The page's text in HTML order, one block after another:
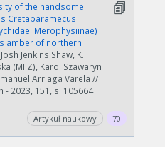
of the handsome
Cretaparamecus
Merophysiinae)
amber of northern
Jenkins Shaw, K.
(MIIZ), Karol Szawaryn
Arriaga Varela //
- 2023, 151, s. 105664
Artykuł naukowy 70